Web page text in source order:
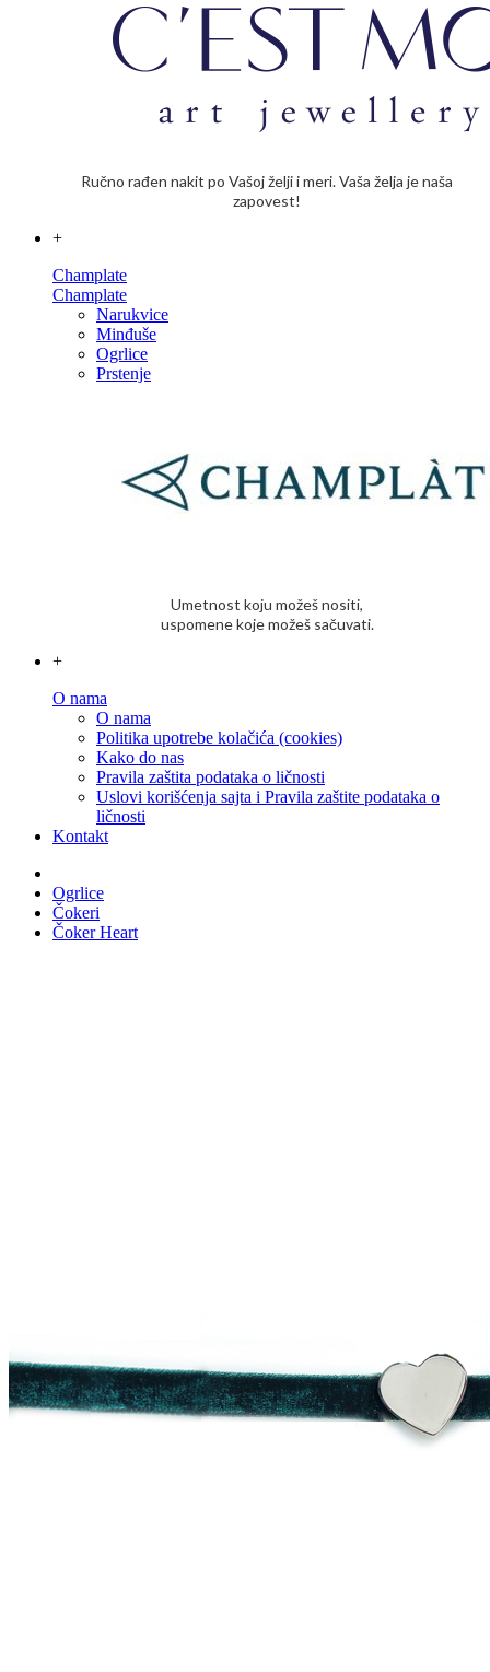
Ručno rađen nakit po Vašoj želji i meri. Vaša želja je naša
zapovest!
+
Champlate
Champlate
Narukvice
Minđuše
Ogrlice
Prstenje
Umetnost koju možeš nositi,
uspomene koje možeš sačuvati.
+
O nama
O nama
Politika upotrebe kolačića (cookies)
Kako do nas
Pravila zaštita podataka o ličnosti
Uslovi korišćenja sajta i Pravila zaštite podataka o
ličnosti
Kontakt
Ogrlice
Čokeri
Čoker Heart